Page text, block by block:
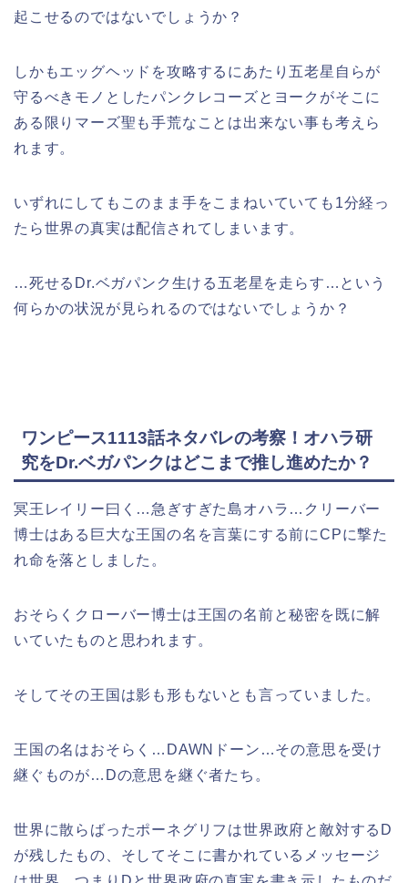
起こせるのではないでしょうか？
しかもエッグヘッドを攻略するにあたり五老星自らが
守るべきモノとしたパンクレコーズとヨークがそこに
ある限りマーズ聖も手荒なことは出来ない事も考えら
れます。
いずれにしてもこのまま手をこまねいていても1分経っ
たら世界の真実は配信されてしまいます。
…死せるDr.ベガパンク生ける五老星を走らす…という
何らかの状況が見られるのではないでしょうか？
ワンピース1113話ネタバレの考察！オハラ研
究をDr.ベガパンクはどこまで推し進めたか？
冥王レイリー曰く…急ぎすぎた島オハラ…クリーバー
博士はある巨大な王国の名を言葉にする前にCPに撃た
れ命を落としました。
おそらくクローバー博士は王国の名前と秘密を既に解
いていたものと思われます。
そしてその王国は影も形もないとも言っていました。
王国の名はおそらく…DAWNドーン…その意思を受け
継ぐものが…Dの意思を継ぐ者たち。
世界に散らばったポーネグリフは世界政府と敵対するD
が残したもの、そしてそこに書かれているメッセージ